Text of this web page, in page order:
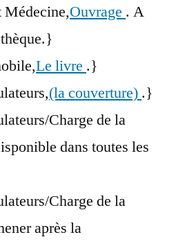
Ouvrage . A
Le livre .}
(la couverture) .}
Charge de la
dans toutes les
Charge de la
après la